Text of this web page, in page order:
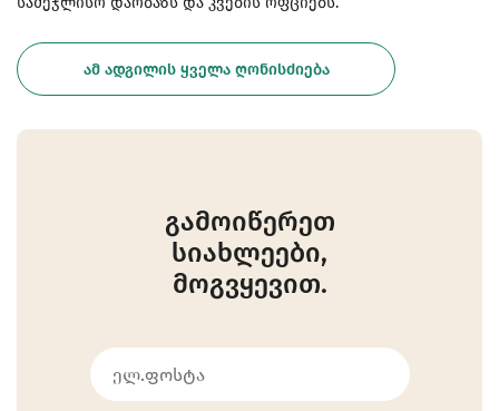
ᲐᲛ ᲐᲓᲒᲘᲚᲘᲡ ᲧᲕᲔᲚᲐ ᲦᲝᲜᲘᲡᲫᲘᲔᲑᲐ
გამოიწერეთ
სიახლეები,
მოგვყევით.